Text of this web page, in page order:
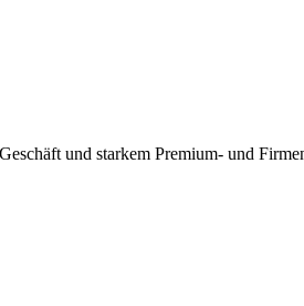
und starkem Premium- und